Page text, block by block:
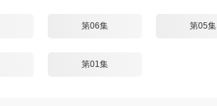
第06集 第05集
第01集